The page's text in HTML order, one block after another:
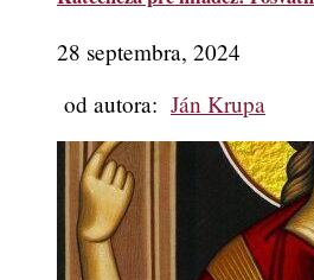
28 septembra, 2024
od autora: Ján Krupa